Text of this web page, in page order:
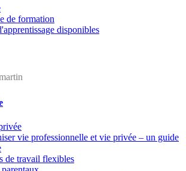
de formation
disponibles
vie professionnelle et vie privée – un guide
de travail flexibles